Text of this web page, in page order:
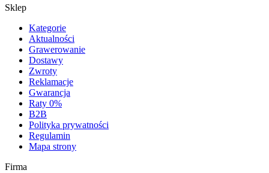
Sklep
Kategorie
Aktualności
Grawerowanie
Dostawy
Zwroty
Reklamacje
Gwarancja
Raty 0%
B2B
Polityka prywatności
Regulamin
Mapa strony
Firma